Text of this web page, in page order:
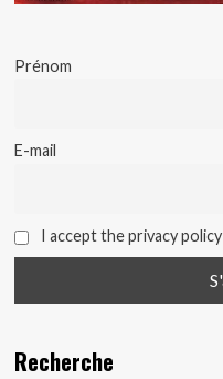
Prénom
E-mail
I accept the privacy policy
Recherche